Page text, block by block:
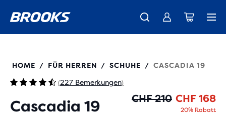
Der brandneue Ghost Amp ist da - Shop Damen Herren
Wir präsentieren die neue Cascadia Kollektion - Jetzt kaufen
Kostenloser Versand für alle Bestellungen über CHF 100
110457
HOME / FÜR HERREN / SCHUHE / CASCADIA 19
(227 Bemerkungen)
Cascadia 19 CHF 210 CHF 168
20% Rabatt